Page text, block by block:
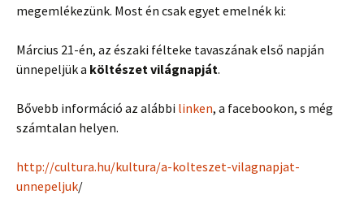
megemlékezünk. Most én csak egyet emelnék ki:
Március 21-én, az északi félteke tavaszának első napján
ünnepeljük a költészet világnapját.
Bővebb információ az alábbi linken, a facebookon, s még
számtalan helyen.
http://cultura.hu/kultura/a-kolteszet-vilagnapjat-
unnepeljuk/